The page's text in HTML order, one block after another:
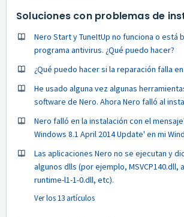
Soluciones con problemas de
Nero Start y TuneItUp no funciona o está
programa antivirus. ¿Qué puedo hacer?
¿Qué puedo hacer si la reparación falla
He usado alguna vez algunas
software de Nero. Ahora Nero falló al
Nero falló en la instalación con el
Windows 8.1 April 2014 Update' en mi
Las aplicaciones Nero no se ejecutan y
algunos dlls (por ejemplo, MSVCP140.dll,
runtime-l1-1-0.dll, etc).
Ver los 13 artículos